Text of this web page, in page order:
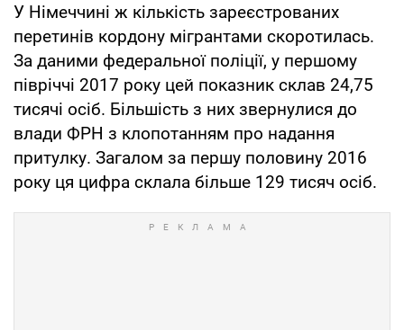
У Німеччині ж кількість зареєстрованих
перетинів кордону мігрантами скоротилась.
За даними федеральної поліції, у першому
півріччі 2017 року цей показник склав 24,75
тисячі осіб. Більшість з них звернулися до
влади ФРН з клопотанням про надання
притулку. Загалом за першу половину 2016
року ця цифра склала більше 129 тисяч осіб.